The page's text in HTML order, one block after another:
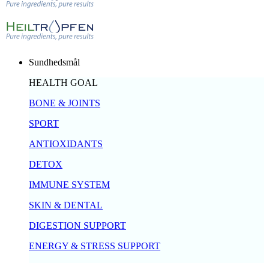
Sundhedsmål
HEALTH GOAL
BONE & JOINTS
SPORT
ANTIOXIDANTS
DETOX
IMMUNE SYSTEM
SKIN & DENTAL
DIGESTION SUPPORT
ENERGY & STRESS SUPPORT